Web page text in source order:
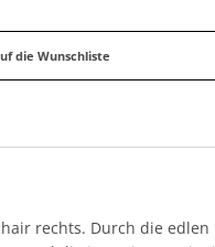
die Wunschliste
rechts. Durch die